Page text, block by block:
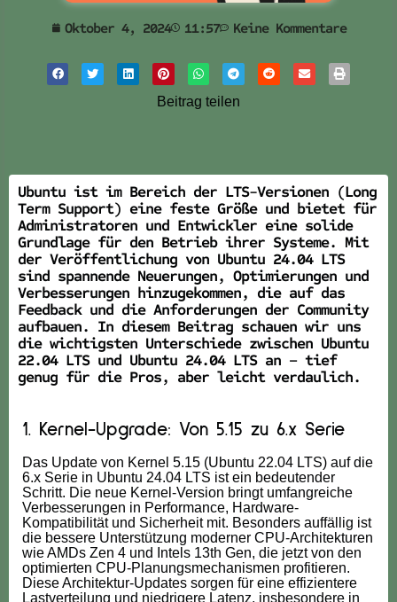
Oktober 4, 2024 11:57 Keine Kommentare
Beitrag teilen
Ubuntu ist im Bereich der LTS-Versionen (Long
Term Support) eine feste Größe und bietet für
Administratoren und Entwickler eine solide
Grundlage für den Betrieb ihrer Systeme. Mit
der Veröffentlichung von Ubuntu 24.04 LTS
sind spannende Neuerungen, Optimierungen und
Verbesserungen hinzugekommen, die auf das
Feedback und die Anforderungen der Community
aufbauen. In diesem Beitrag schauen wir uns
die wichtigsten Unterschiede zwischen Ubuntu
22.04 LTS und Ubuntu 24.04 LTS an – tief
genug für die Pros, aber leicht verdaulich.
1. Kernel-Upgrade: Von 5.15 zu 6.x Serie
Das Update von Kernel 5.15 (Ubuntu 22.04 LTS) auf die
6.x Serie in Ubuntu 24.04 LTS ist ein bedeutender
Schritt. Die neue Kernel-Version bringt umfangreiche
Verbesserungen in Performance, Hardware-
Kompatibilität und Sicherheit mit. Besonders auffällig ist
die bessere Unterstützung moderner CPU-Architekturen
wie AMDs Zen 4 und Intels 13th Gen, die jetzt von den
optimierten CPU-Planungsmechanismen profitieren.
Diese Architektur-Updates sorgen für eine effizientere
Lastverteilung und niedrigere Latenz, insbesondere in